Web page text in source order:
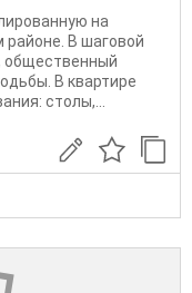
на
районе. В шаговой
общественный
В квартире
столы,...